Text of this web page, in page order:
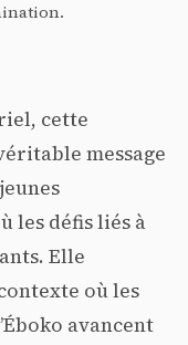
cette
message
les défis liés à
Elle
où les
avancent